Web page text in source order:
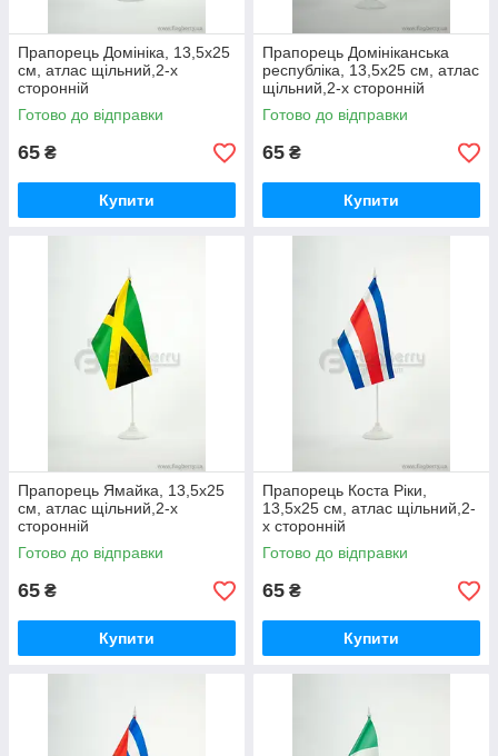
Прапорець Домініка, 13,5х25
см, атлас щільний,2-х
сторонній
Готово до відправки
65 ₴
Купити
Прапорець Домініканська
республіка, 13,5х25 см, атлас
щільний,2-х сторонній
Готово до відправки
65 ₴
Купити
Прапорець Ямайка, 13,5х25
см, атлас щільний,2-х
сторонній
Готово до відправки
65 ₴
Купити
Прапорець Коста Ріки,
13,5х25 см, атлас щільний,2-
х сторонній
Готово до відправки
65 ₴
Купити